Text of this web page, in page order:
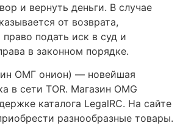
и вернуть деньги. В случае
от возврата,
подать иск в суд и
в законном порядке.
ОМГ онион) — новейшая
в сети TOR. Магазин OMG
каталога LegalRC. На сайте
разнообразные товары.